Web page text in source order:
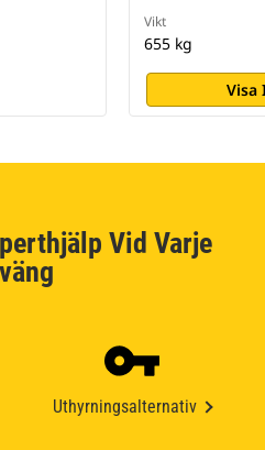
Vikt
655 kg
Visa
Vid Varje
Uthyrningsalternativ